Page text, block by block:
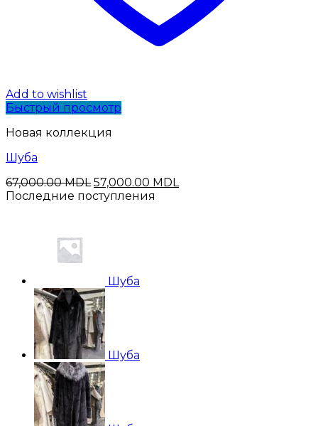
Add to wishlist
Быстрый просмотр
Новая коллекция
Шуба
67,000.00MDL Первоначальная
цена
57,000.00 MDL
Последние поступления
Шуба
Шуба